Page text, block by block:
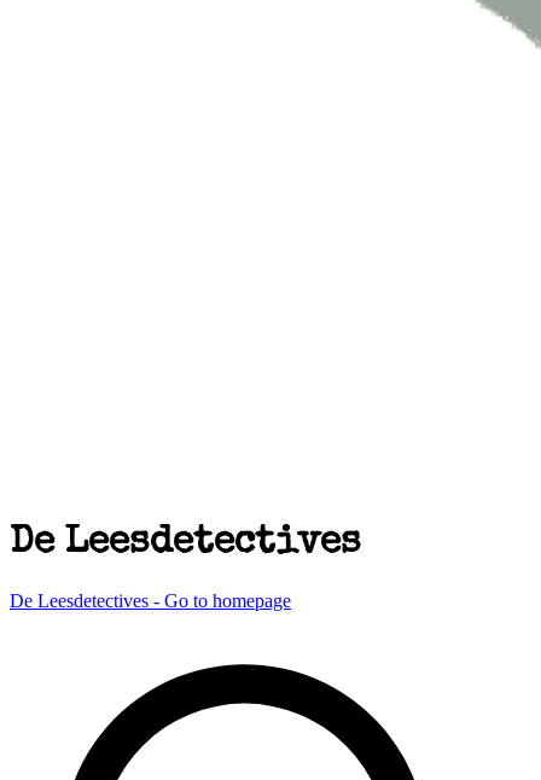
De Leesdetectives
De Leesdetectives - Go to homepage